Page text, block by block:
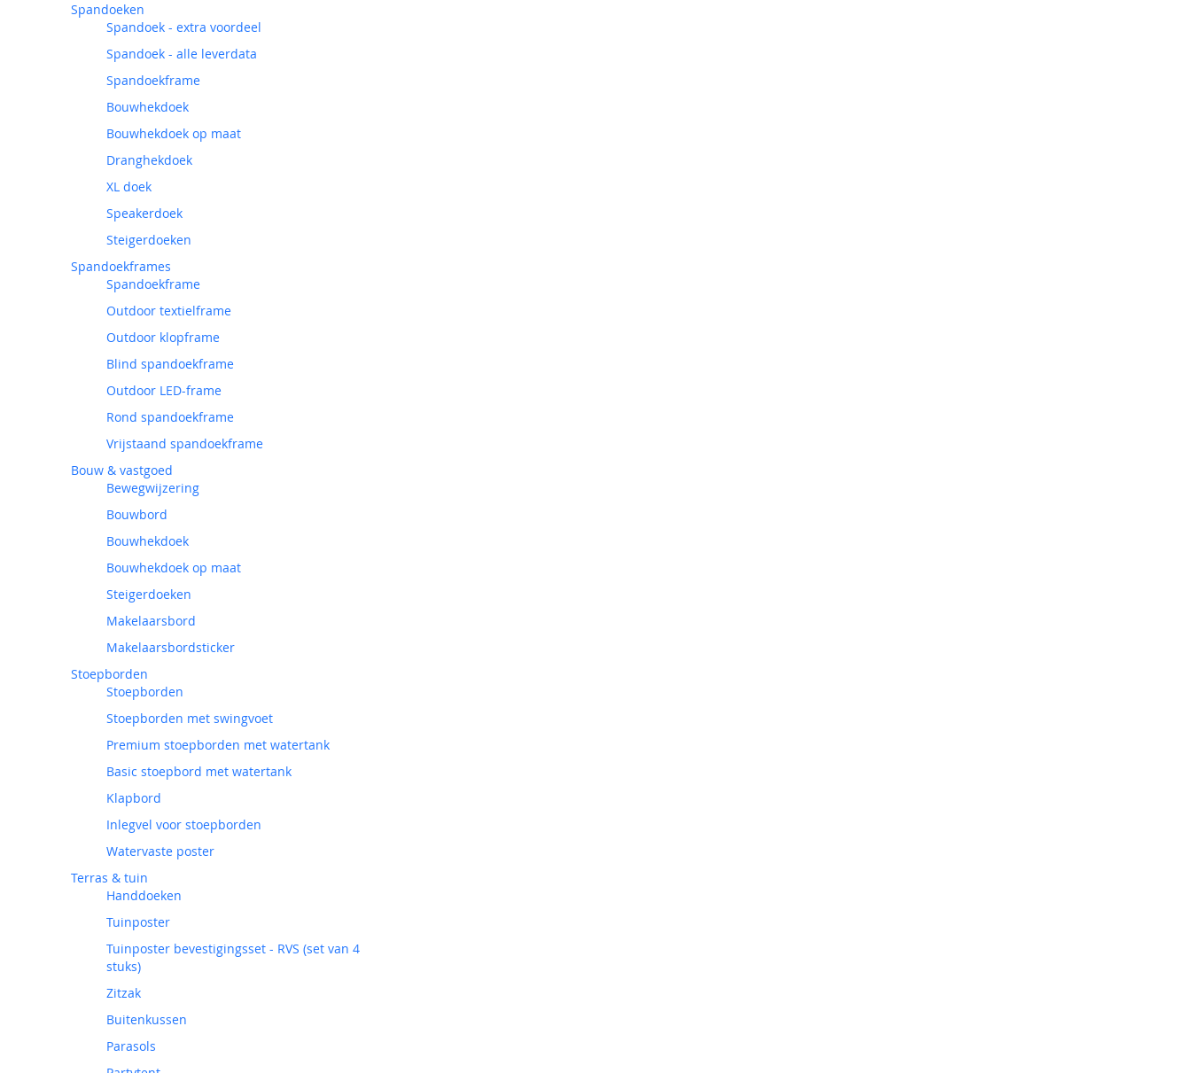
Spandoeken
Spandoek - extra voordeel
Spandoek - alle leverdata
Spandoekframe
Bouwhekdoek
Bouwhekdoek op maat
Dranghekdoek
XL doek
Speakerdoek
Steigerdoeken
Spandoekframes
Spandoekframe
Outdoor textielframe
Outdoor klopframe
Blind spandoekframe
Outdoor LED-frame
Rond spandoekframe
Vrijstaand spandoekframe
Bouw & vastgoed
Bewegwijzering
Bouwbord
Bouwhekdoek
Bouwhekdoek op maat
Steigerdoeken
Makelaarsbord
Makelaarsbordsticker
Stoepborden
Stoepborden
Stoepborden met swingvoet
Premium stoepborden met watertank
Basic stoepbord met watertank
Klapbord
Inlegvel voor stoepborden
Watervaste poster
Terras & tuin
Handdoeken
Tuinposter
Tuinposter bevestigingsset - RVS (set van 4
stuks)
Zitzak
Buitenkussen
Parasols